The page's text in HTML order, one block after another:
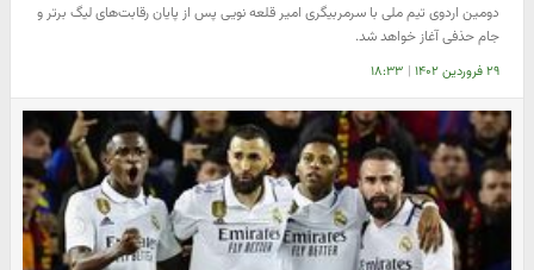
دومین اردوی تیم ملی با سرمربیگری امیر قلعه نویی پس از پایان رقابت‌های لیگ برتر و
جام حذفی آغاز خواهد شد.
۲۹ فروردین ۱۴۰۲ | ۱۸:۳۳